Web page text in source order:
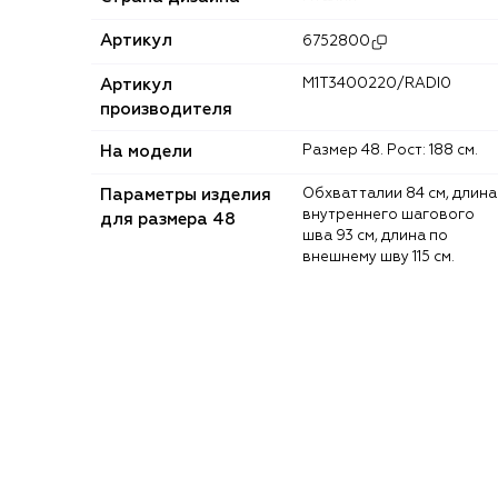
Артикул 6752800
Артикул
производителя
M1T3400220/RADI0
На модели Размер 48. Рост: 188 см.
Параметры изделия
для размера 48
Обхват талии 84 см, длина
внутреннего шагового
шва 93 см, длина по
внешнему шву 115 см.